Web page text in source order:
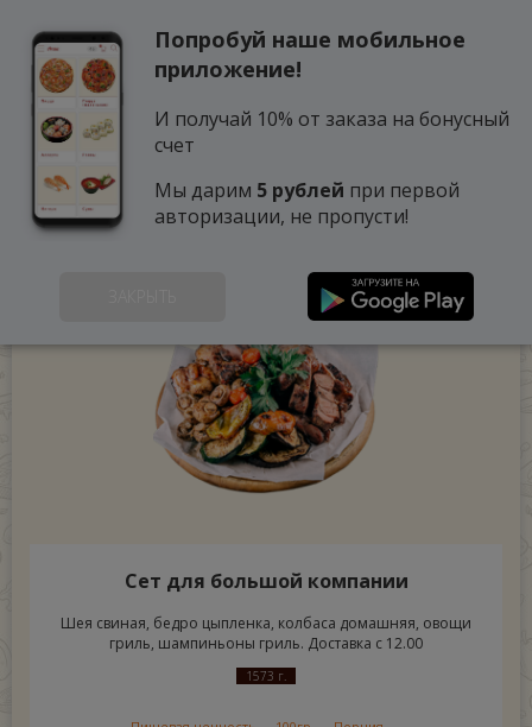
Сет для большой компании
Шея свиная, бедро цыпленка, колбаса домашняя, овощи
гриль, шампиньоны гриль. Доставка с 12.00
1573 г.
Попробуй наше мобильное
приложение!
И получай 10% от заказа на бонусный
счет
Мы дарим 5 рублей при первой
авторизации, не пропусти!